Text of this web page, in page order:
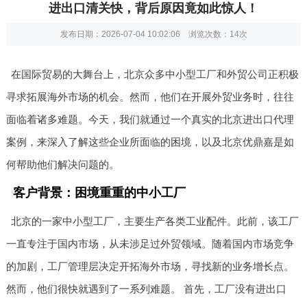
进出口清关快，背后原因竟如此惊人！
发布日期：2026-07-04 10:02:06 浏览次数： 14次
在国际贸易的大舞台上，北京众多中小型工厂和外贸公司正积极
寻求拓展海外市场的机会。然而，他们在开展外贸业务时，往往
面临着诸多难题。今天，我们就通过一个真实的北京进出口代理
案例，来深入了解这些企业所面临的困境，以及北京优鼎嘉是如
何帮助他们解决问题的。
客户背景：困境重重的中小工厂
北京的一家中小型工厂，主要生产各类工业配件。此前，该工厂
一直专注于国内市场，从未涉足过外贸领域。随着国内市场竞争
的加剧，工厂管理层决定开拓海外市场，寻找新的业务增长点。
然而，他们很快就遇到了一系列难题。 首先，工厂没有进出口